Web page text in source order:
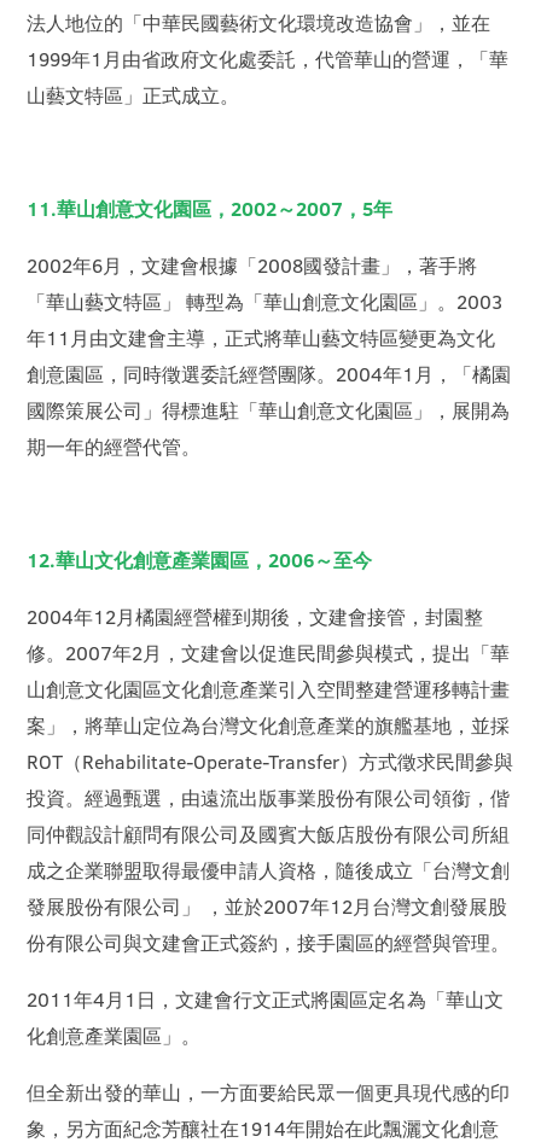
法人地位的「中華民國藝術文化環境改造協會」，並在
1999年1月由省政府文化處委託，代管華山的營運，「華
山藝文特區」正式成立。
11.華山創意文化園區，2002～2007，5年
2002年6月，文建會根據「2008國發計畫」，著手將
「華山藝文特區」 轉型為「華山創意文化園區」。2003
年11月由文建會主導，正式將華山藝文特區變更為文化
創意園區，同時徵選委託經營團隊。2004年1月，「橘園
國際策展公司」得標進駐「華山創意文化園區」，展開為
期一年的經營代管。
12.華山文化創意產業園區，2006～至今
2004年12月橘園經營權到期後，文建會接管，封園整
修。2007年2月，文建會以促進民間參與模式，提出「華
山創意文化園區文化創意產業引入空間整建營運移轉計畫
案」，將華山定位為台灣文化創意產業的旗艦基地，並採
ROT（Rehabilitate-Operate-Transfer）方式徵求民間參與
投資。經過甄選，由遠流出版事業股份有限公司領銜，偕
同仲觀設計顧問有限公司及國賓大飯店股份有限公司所組
成之企業聯盟取得最優申請人資格，隨後成立「台灣文創
發展股份有限公司」 ，並於2007年12月台灣文創發展股
份有限公司與文建會正式簽約，接手園區的經營與管理。
2011年4月1日，文建會行文正式將園區定名為「華山文
化創意產業園區」。
但全新出發的華山，一方面要給民眾一個更具現代感的印
象，另方面紀念芳釀社在1914年開始在此飄灑文化創意